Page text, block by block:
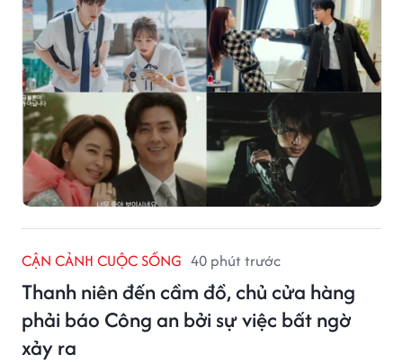
CẬN CẢNH CUỘC SỐNG 40 phút trước
Thanh niên đến cầm đồ, chủ cửa hàng
phải báo Công an bởi sự việc bất ngờ
xảy ra